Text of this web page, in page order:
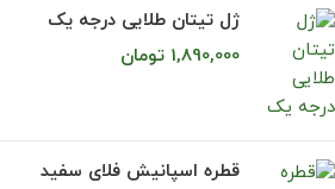
ژل تيتان طلایی درجه يک
1,890,000 تومان
قطره اسپانيش فلای سفيد